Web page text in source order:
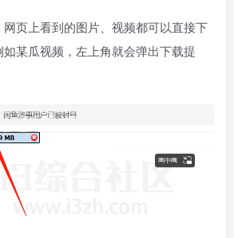
页上看到的图片、视频都可以直接下
某瓜视频，左上角就会弹出下载提